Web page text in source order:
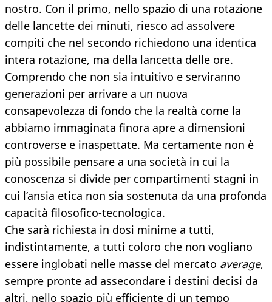
nostro. Con il primo, nello spazio di una rotazione
delle lancette dei minuti, riesco ad assolvere
compiti che nel secondo richiedono una identica
intera rotazione, ma della lancetta delle ore.
Comprendo che non sia intuitivo e serviranno
generazioni per arrivare a un nuova
consapevolezza di fondo che la realtà come la
abbiamo immaginata finora apre a dimensioni
controverse e inaspettate. Ma certamente non è
più possibile pensare a una società in cui la
conoscenza si divide per compartimenti stagni in
cui l’ansia etica non sia sostenuta da una profonda
capacità filosofico-tecnologica.
Che sarà richiesta in dosi minime a tutti,
indistintamente, a tutti coloro che non vogliano
essere inglobati nelle masse del mercato average,
sempre pronte ad assecondare i destini decisi da
altri, nello spazio più efficiente di un tempo